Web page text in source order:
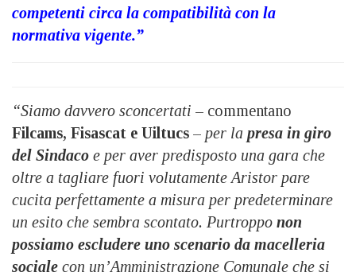
competenti circa la compatibilità con la
normativa vigente.”
“Siamo davvero sconcertati – commentano
Filcams, Fisascat e Uiltucs – per la presa in giro
del Sindaco e per aver predisposto una gara che
oltre a tagliare fuori volutamente Aristor pare
cucita perfettamente a misura per predeterminare
un esito che sembra scontato. Purtroppo non
possiamo escludere uno scenario da macelleria
sociale con un’Amministrazione Comunale che si